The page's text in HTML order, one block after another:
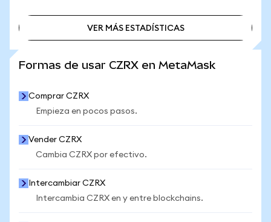
VER MÁS ESTADÍSTICAS
Formas de usar CZRX en MetaMask
Comprar CZRX
Empieza en pocos pasos.
Vender CZRX
Cambia CZRX por efectivo.
Intercambiar CZRX
Intercambia CZRX en y entre blockchains.